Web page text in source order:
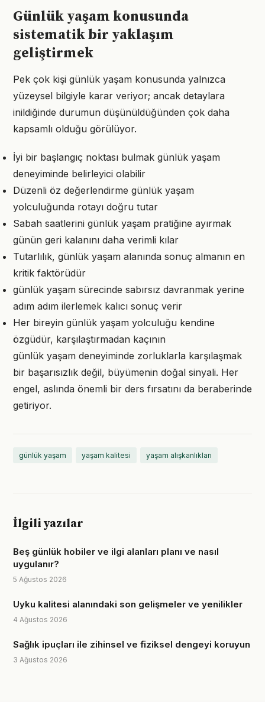
Günlük yaşam konusunda
sistematik bir yaklaşım
geliştirmek
Pek çok kişi günlük yaşam konusunda yalnızca
yüzeysel bilgiyle karar veriyor; ancak detaylara
inildiğinde durumun düşünüldüğünden çok daha
kapsamlı olduğu görülüyor.
İyi bir başlangıç noktası bulmak günlük yaşam
deneyiminde belirleyici olabilir
Düzenli öz değerlendirme günlük yaşam
yolculuğunda rotayı doğru tutar
Sabah saatlerini günlük yaşam pratiğine ayırmak
günün geri kalanını daha verimli kılar
Tutarlılık, günlük yaşam alanında sonuç almanın en
kritik faktörüdür
günlük yaşam sürecinde sabırsız davranmak yerine
adım adım ilerlemek kalıcı sonuç verir
Her bireyin günlük yaşam yolculuğu kendine
özgüdür, karşılaştırmadan kaçının
günlük yaşam deneyiminde zorluklarla karşılaşmak
bir başarısızlık değil, büyümenin doğal sinyali. Her
engel, aslında önemli bir ders fırsatını da beraberinde
getiriyor.
günlük yaşam yaşam kalitesi yaşam alışkanlıkları
İlgili yazılar
Beş günlük hobiler ve ilgi alanları planı ve nasıl
uygulanır?
5 Ağustos 2026
Uyku kalitesi alanındaki son gelişmeler ve yenilikler
4 Ağustos 2026
Sağlık ipuçları ile zihinsel ve fiziksel dengeyi koruyun
3 Ağustos 2026